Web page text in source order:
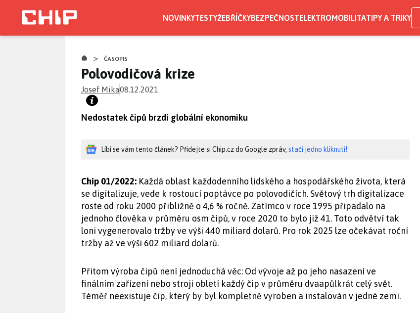
NOVINKYTESTYŽEBŘÍČKYBEZPEČNOSTELEKTROMOBILITATIPY A TRIKY
> ČASOPIS
Polovodičová krize
Josef Mika08.12.2021
Nedostatek čipů brzdí globální ekonomiku
Líbí se vám tento článek? Přidejte si Chip.cz do Google zpráv, stačí jedno kliknutí!
Chip 01/2022: Každá oblast každodenního lidského a hospodářského života, která
se digitalizuje, vede k rostoucí poptávce po polovodičích. Světový trh digitalizace
roste od roku 2000 přibližně o 4,6 % ročně. Zatímco v roce 1995 připadalo na
jednoho člověka v průměru osm čipů, v roce 2020 to bylo již 41. Toto odvětví tak
loni vygenerovalo tržby ve výši 440 miliard dolarů. Pro rok 2025 lze očekávat roční
tržby až ve výši 602 miliard dolarů.
Přitom výroba čipů není jednoduchá věc: Od vývoje až po jeho nasazení ve
finálním zařízení nebo stroji obletí každý čip v průměru dvaapůlkrát celý svět.
Téměř neexistuje čip, který by byl kompletně vyroben a instalován v jedné zemi.